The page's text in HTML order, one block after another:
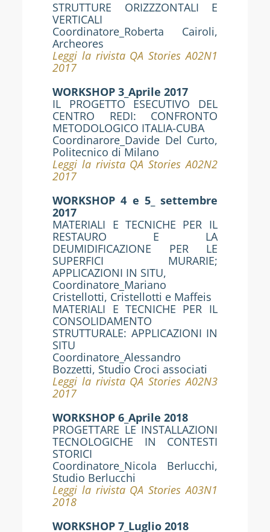
STRUTTURE ORIZZZONTALI E
VERTICALI
Coordinatore_Roberta Cairoli,
Archeores
Leggi la rivista QA Stories A02N1
2017
WORKSHOP 3_Aprile 2017
IL PROGETTO ESECUTIVO DEL
CENTRO REDI: CONFRONTO
METODOLOGICO ITALIA-CUBA
Coordinarore_Davide Del Curto,
Politecnico di Milano
Leggi la rivista QA Stories A02N2
2017
WORKSHOP 4 e 5_ settembre
2017
MATERIALI E TECNICHE PER IL
RESTAURO E LA
DEUMIDIFICAZIONE PER LE
SUPERFICI MURARIE;
APPLICAZIONI IN SITU,
Coordinatore_Mariano
Cristellotti, Cristellotti e Maffeis
MATERIALI E TECNICHE PER IL
CONSOLIDAMENTO
STRUTTURALE: APPLICAZIONI IN
SITU
Coordinatore_Alessandro
Bozzetti, Studio Croci associati
Leggi la rivista QA Stories A02N3
2017
WORKSHOP 6_Aprile 2018
PROGETTARE LE INSTALLAZIONI
TECNOLOGICHE IN CONTESTI
STORICI
Coordinatore_Nicola Berlucchi,
Studio Berlucchi
Leggi la rivista QA Stories A03N1
2018
WORKSHOP 7_Luglio 2018